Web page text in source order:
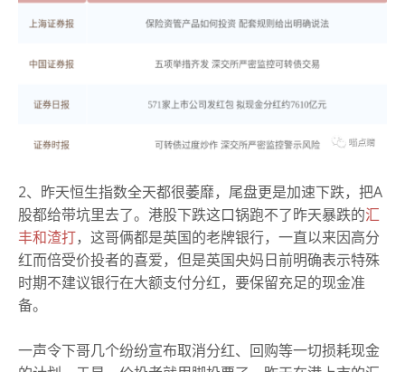
2、昨天恒生指数全天都很萎靡，尾盘更是加速下跌，把A
股都给带坑里去了。港股下跌这口锅跑不了昨天暴跌的汇
丰和渣打，这哥俩都是英国的老牌银行，一直以来因高分
红而倍受价投者的喜爱，但是英国央妈日前明确表示特殊
时期不建议银行在大额支付分红，要保留充足的现金准
备。
一声令下哥几个纷纷宣布取消分红、回购等一切损耗现金